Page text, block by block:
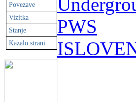
Povezave
Vizitka
Stanje
Kazalo strani